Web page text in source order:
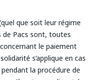
que soit leur régime
Pacs sont, toutes
le paiement
s’applique en cas
la procédure de